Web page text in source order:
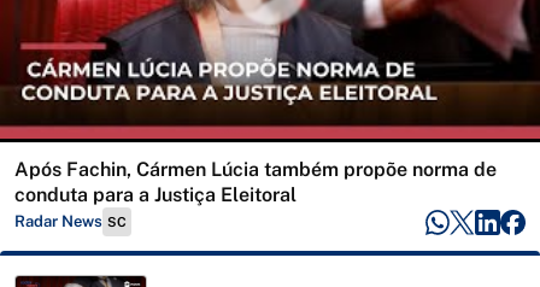
Após Fachin, Cármen Lúcia também propõe norma de
conduta para a Justiça Eleitoral
Radar News SC